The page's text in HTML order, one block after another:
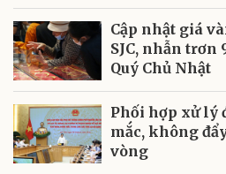
Cập nhật giá
SJC, nhẫn trơn
Quý Chủ Nhật
Phối hợp xử lý
mắc, không
vòng